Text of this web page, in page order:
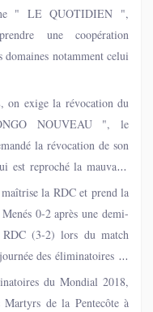
dans l’histoire des
significative vers
entre la
" LE QUOTIDIEN ",
une coopération
domaines notamment celui
on exige la révocation du
NOUVEAU ", le
la révocation de son
est reproché la mauvaise
Entre-temps, les
intempestives et sont
consistant à leur
la RDC et prend la
0-2 après une demi-
RDC (3-2) lors du match
des éliminatoires de
du Mondial 2018,
de la Pentecôte à